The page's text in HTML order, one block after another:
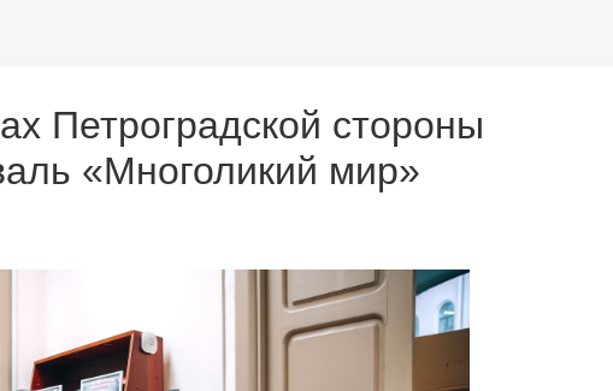
Петроградской стороны
«Многоликий мир»